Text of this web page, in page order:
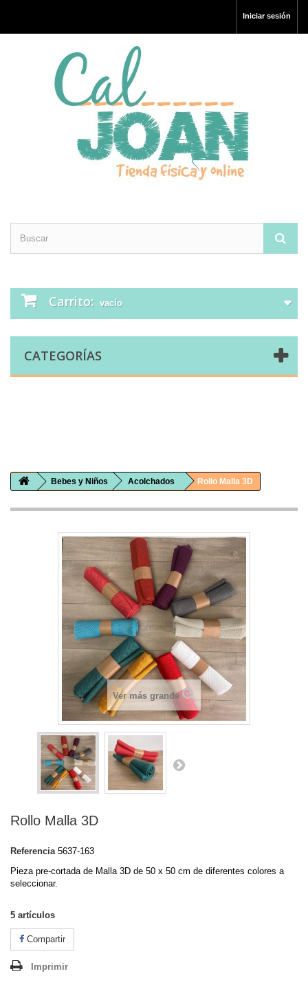
Iniciar sesión
Carrito: vacío
CATEGORÍAS
Bebes y Niños Acolchados Rollo Malla 3D
Ver más grande
Rollo Malla 3D
Referencia 5637-163
Pieza pre-cortada de Malla 3D de 50 x 50 cm de diferentes colores a
seleccionar.
5 artículos
Compartir
Imprimir